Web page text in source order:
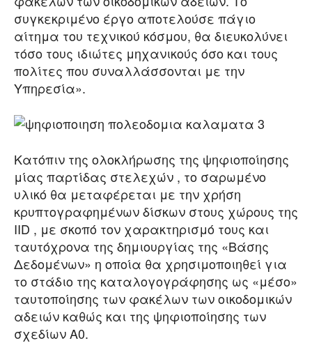
συγκεκριμένο έργο αποτελούσε πάγιο
αίτημα του τεχνικού κόσμου, θα διευκολύνει
τόσο τους ιδιώτες μηχανικούς όσο και τους
πολίτες που συναλλάσσονται με την
Υπηρεσία».
Κατόπιν της ολοκλήρωσης της ψηφιοποίησης
μίας παρτίδας στελεχών , το σαρωμένο
υλικό θα μεταφέρεται με την χρήση
κρυπτογραφημένων δίσκων στους χώρους της
IID , με σκοπό τον χαρακτηρισμό τους και
ταυτόχρονα της δημιουργίας της «Βάσης
Δεδομένων» η οποία θα χρησιμοποιηθεί για
το στάδιο της καταλογογράφησης ως «μέσο»
ταυτοποίησης των φακέλων των οικοδομικών
αδειών καθώς και της ψηφιοποίησης των
σχεδίων Α0.